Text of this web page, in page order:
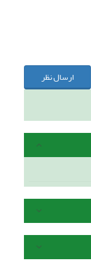
ارسال نظر